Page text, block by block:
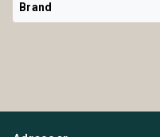
Brand